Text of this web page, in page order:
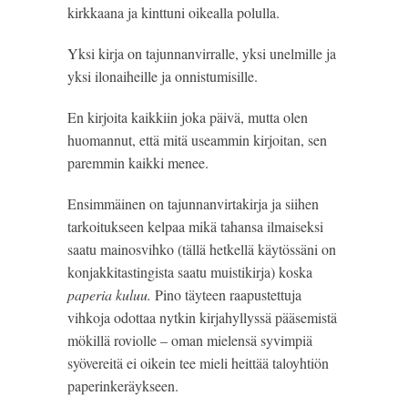
kirkkaana ja kinttuni oikealla polulla.
Yksi kirja on tajunnanvirralle, yksi unelmille ja
yksi ilonaiheille ja onnistumisille.
En kirjoita kaikkiin joka päivä, mutta olen
huomannut, että mitä useammin kirjoitan, sen
paremmin kaikki menee.
Ensimmäinen on tajunnanvirtakirja ja siihen
tarkoitukseen kelpaa mikä tahansa ilmaiseksi
saatu mainosvihko (tällä hetkellä käytössäni on
paperia kuluu. Pino täyteen raapustettuja
vihkoja odottaa nytkin kirjahyllyssä pääsemistä
mökillä roviolle – oman mielensä syvimpiä
syövereitä ei oikein tee mieli heittää taloyhtiön
paperinkeräykseen.